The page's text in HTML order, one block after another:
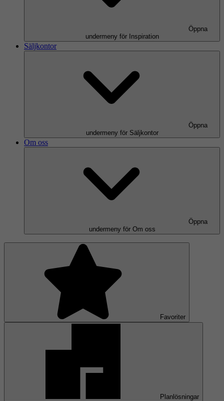
Öppna
undermeny för Inspiration
Säljkontor
Öppna
undermeny för Säljkontor
Om oss
Öppna
undermeny för Om oss
Favoriter
Planlösningar